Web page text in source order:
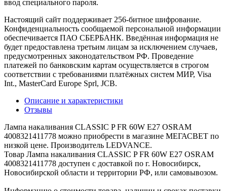
ввод специального пароля.
Настоящий сайт поддерживает 256-битное шифрование.
Конфиденциальность сообщаемой персональной информации
обеспечивается ПАО СБЕРБАНК. Введённая информация не
будет предоставлена третьим лицам за исключением случаев,
предусмотренных законодательством РФ. Проведение
платежей по банковским картам осуществляется в строгом
соответствии с требованиями платёжных систем МИР, Visa
Int., MasterCard Europe Sprl, JCB.
Описание и характеристики
Отзывы
Лампа накаливания CLASSIC P FR 60W E27 OSRAM
4008321411778 можно приобрести в магазине МЕГАСВЕТ по
низкой цене. Производитель LEDVANCE.
Товар Лампа накаливания CLASSIC P FR 60W E27 OSRAM
4008321411778 доступен с доставкой по г. Новосибирск,
Новосибирской области и территории РФ, или самовывозом.